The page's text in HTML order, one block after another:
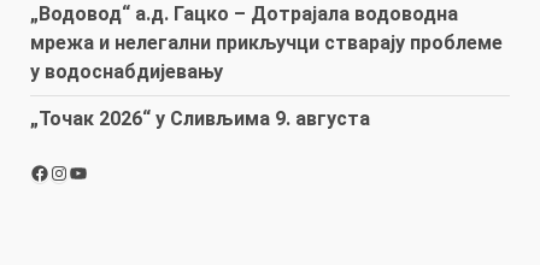
„Водовод“ а.д. Гацко – Дотрајала водоводна
мрежа и нелегални прикључци стварају проблеме
у водоснабдијевању
„Точак 2026“ у Сливљима 9. августа
Facebook
Instagram
YouTube